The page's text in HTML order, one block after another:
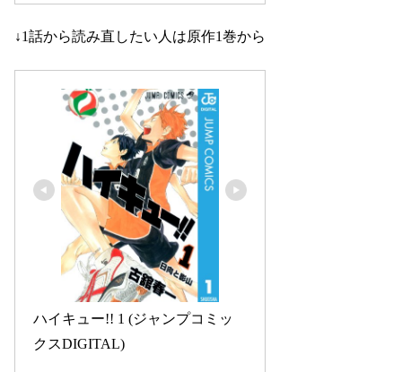
↓1話から読み直したい人は原作1巻から
ハイキュー!! 1 (ジャンプコミッ
クスDIGITAL)